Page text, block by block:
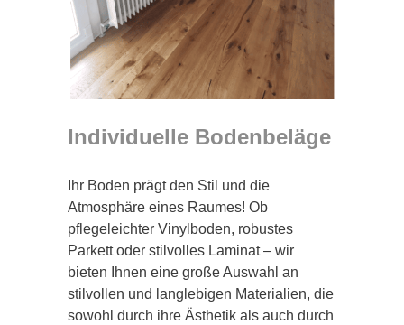
Individuelle Bodenbeläge
Ihr Boden prägt den Stil und die
Atmosphäre eines Raumes! Ob
pflegeleichter Vinylboden, robustes
Parkett oder stilvolles Laminat – wir
bieten Ihnen eine große Auswahl an
stilvollen und langlebigen Materialien, die
sowohl durch ihre Ästhetik als auch durch